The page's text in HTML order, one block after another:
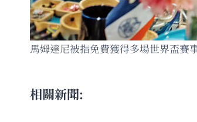
馬姆達尼被指免費獲得多場世界盃
相關新聞: